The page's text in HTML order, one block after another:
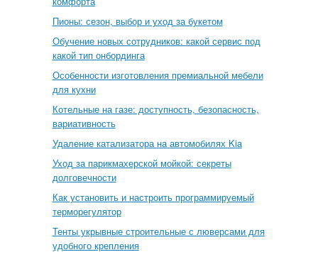
Пионы: сезон, выбор и уход за букетом
Обучение новых сотрудников: какой сервис под
какой тип онбординга
Особенности изготовления премиальной мебели
для кухни
Котельные на газе: доступность, безопасность,
вариативность
Удаление катализатора на автомобилях Kia
Уход за парикмахерской мойкой: секреты
долговечности
Как установить и настроить программируемый
терморегулятор
Тенты укрывные строительные с люверсами для
удобного крепления